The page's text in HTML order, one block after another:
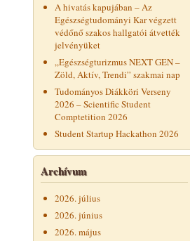
A hivatás kapujában – Az
Egészségtudományi Kar végzett
védőnő szakos hallgatói átvették
jelvényüket
„Egészségturizmus NEXT GEN –
Zöld, Aktív, Trendi” szakmai nap
Tudományos Diákköri Verseny
2026 – Scientific Student
Comptetition 2026
Student Startup Hackathon 2026
Archívum
2026. július
2026. június
2026. május